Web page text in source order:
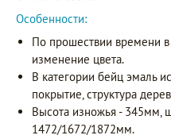
Особенности:
По прошествии времени
изменение цвета.
В категории бейц эмаль
покрытие, структура
Высота изножья - 345мм,
1472/1672/1872мм.